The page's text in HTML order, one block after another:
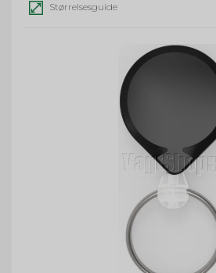
Størrelsesguide